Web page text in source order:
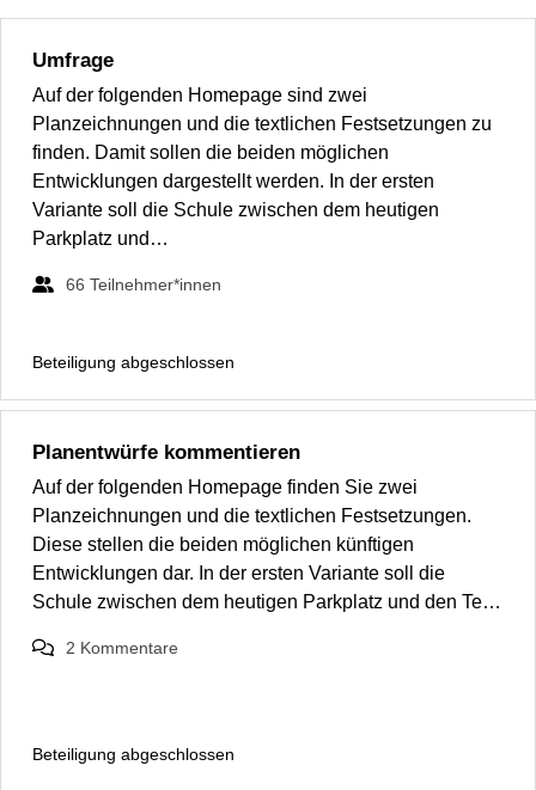
Umfrage
Auf der folgenden Homepage sind zwei
Planzeichnungen und die textlichen Festsetzungen zu
finden. Damit sollen die beiden möglichen
Entwicklungen dargestellt werden. In der ersten
Variante soll die Schule zwischen dem heutigen
Parkplatz und…
66 Teilnehmer*innen
Beteiligung abgeschlossen
Planentwürfe kommentieren
Auf der folgenden Homepage finden Sie zwei
Planzeichnungen und die textlichen Festsetzungen.
Diese stellen die beiden möglichen künftigen
Entwicklungen dar. In der ersten Variante soll die
Schule zwischen dem heutigen Parkplatz und den Te…
2 Kommentare
Beteiligung abgeschlossen